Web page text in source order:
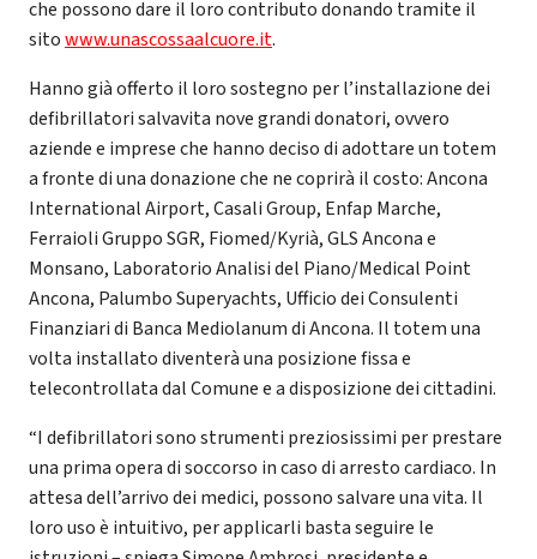
che possono dare il loro contributo donando tramite il
sitowww.unascossaalcuore.it.
Hanno già offerto il loro sostegno per l’installazione dei
defibrillatori salvavita nove grandi donatori, ovvero
aziende e imprese che hanno deciso di adottare un totem
a fronte di una donazione che ne coprirà il costo: Ancona
International Airport, Casali Group, Enfap Marche,
Ferraioli Gruppo SGR, Fiomed/Kyrià, GLS Ancona e
Monsano, Laboratorio Analisi del Piano/Medical Point
Ancona, Palumbo Superyachts, Ufficio dei Consulenti
Finanziari di Banca Mediolanum di Ancona. Il totem una
volta installato diventerà una posizione fissa e
telecontrollata dal Comune e a disposizione dei cittadini.
“I defibrillatori sono strumenti preziosissimi per prestare
una prima opera di soccorso in caso di arresto cardiaco. In
attesa dell’arrivo dei medici, possono salvare una vita. Il
loro uso è intuitivo, per applicarli basta seguire le